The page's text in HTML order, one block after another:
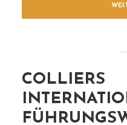
COLLIERS